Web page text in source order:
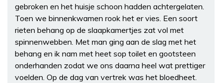
gebroken en het huisje schoon hadden achtergelaten.
Toen we binnenkwamen rook het er vies. Een soort
rieten behang op de slaapkamertjes zat vol met
spinnenwebben. Met man ging aan de slag met het
behang en ik nam met heet sop toilet en gootsteen
onderhanden zodat we ons daarna heel wat prettiger
voelden. Op de dag van vertrek was het bloedheet.